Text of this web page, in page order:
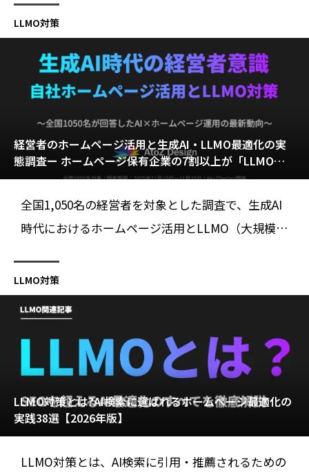
の実践事例、効果測定方法まで網羅した、エリアN
o.1を目指す完全ガイド。
LLMO対策
経営者のホームページ活用と生成AI・LLMO最適化の実
態調査ー ホームページ保有企業の7割以上が「LLMO対
策を積極的・検討したい」と回答【全国1050名対象／At
全国1,050名の経営者を対象とした調査で、生成AI
時代におけるホームページ活用とLLMO（大規模言
た。本調査では、AI時代にホームページをどのよ
うに見直すべきか、企業が抱える課題や意識の変
化を詳しく解説しています。
LLMO対策
LLMO対策とは?AI検索に選ばれるホームページ最適化の
実践38選【2026年版】
LLMO対策とは、AI検索に引用・推薦されるための